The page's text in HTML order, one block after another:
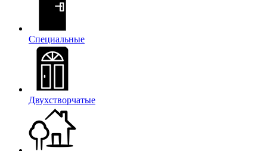
Специальные
Двухстворчатые